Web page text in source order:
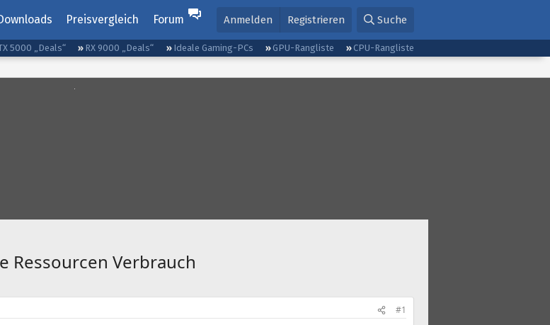
Preisvergleich Forum Anmelden Registrieren Suche
5000 „Deals“ RX 9000 „Deals“ Ideale Gaming-PCs GPU-Rangliste
CPU-Rangliste
Ressourcen Verbrauch
#1